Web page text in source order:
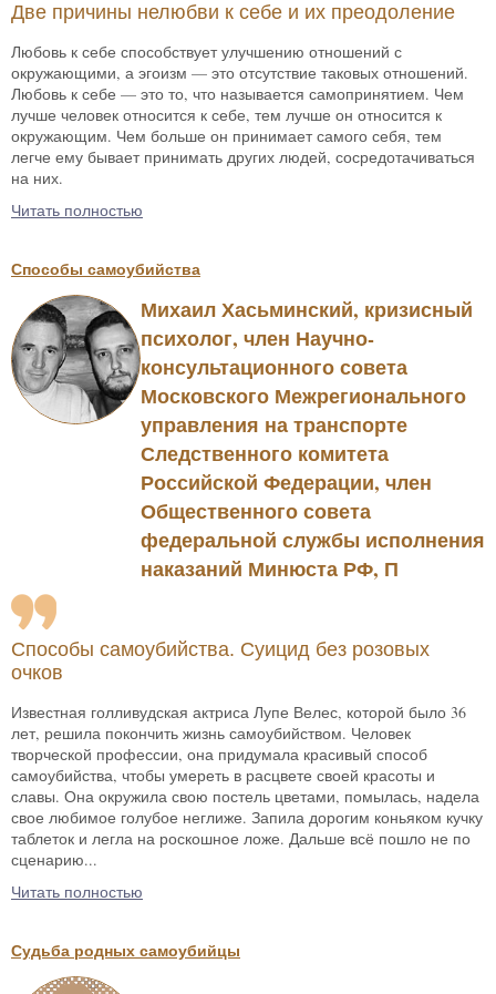
Две причины нелюбви к себе и их преодоление
Любовь к себе способствует улучшению отношений с
окружающими, а эгоизм — это отсутствие таковых отношений.
Любовь к себе — это то, что называется самопринятием. Чем
лучше человек относится к себе, тем лучше он относится к
окружающим. Чем больше он принимает самого себя, тем
легче ему бывает принимать других людей, сосредотачиваться
на них.
Читать полностью
Способы самоубийства
Михаил Хасьминский, кризисный
психолог, член Научно-
консультационного совета
Московского Межрегионального
управления на транспорте
Следственного комитета
Российской Федерации, член
Общественного совета
федеральной службы исполнения
наказаний Минюста РФ, П
Способы самоубийства. Суицид без розовых
очков
Известная голливудская актриса Лупе Велес, которой было 36
лет, решила покончить жизнь самоубийством. Человек
творческой профессии, она придумала красивый способ
самоубийства, чтобы умереть в расцвете своей красоты и
славы. Она окружила свою постель цветами, помылась, надела
свое любимое голубое неглиже. Запила дорогим коньяком кучку
таблеток и легла на роскошное ложе. Дальше всё пошло не по
сценарию...
Читать полностью
Судьба родных самоубийцы